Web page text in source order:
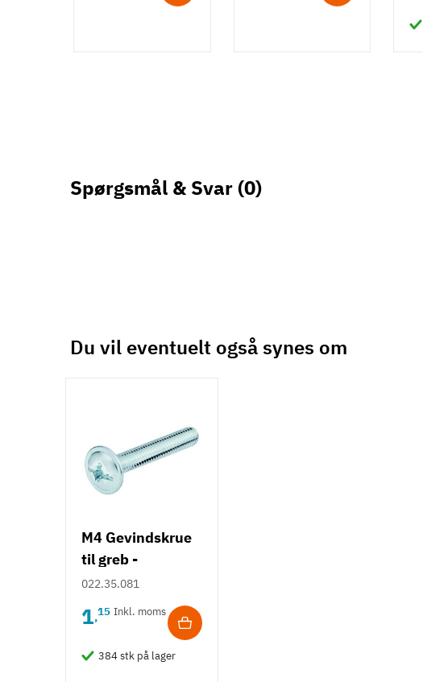
Spørgsmål & Svar(0)
Du vil eventuelt også synes om
M4 Gevindskrue
til greb -
Tallerkenhoved -
Krydskærv
022.35.081
1,15 Inkl. moms
384 stk på lager